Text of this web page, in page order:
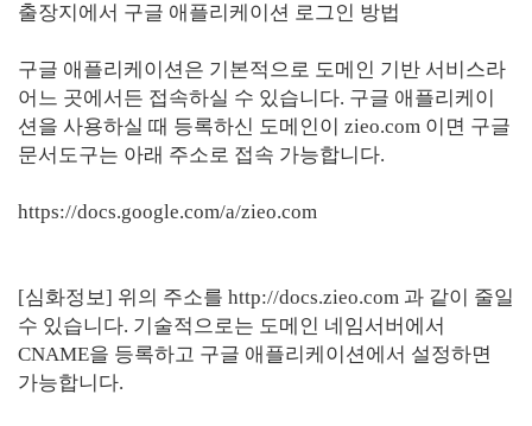
출장지에서 구글 애플리케이션 로그인 방법
구글 애플리케이션은 기본적으로 도메인 기반 서비스라
어느 곳에서든 접속하실 수 있습니다. 구글 애플리케이
션을 사용하실 때 등록하신 도메인이 zieo.com 이면 구글
문서도구는 아래 주소로 접속 가능합니다.
https://docs.google.com/a/zieo.com
[심화정보] 위의 주소를 http://docs.zieo.com 과 같이 줄일
수 있습니다. 기술적으로는 도메인 네임서버에서
CNAME을 등록하고 구글 애플리케이션에서 설정하면
가능합니다.